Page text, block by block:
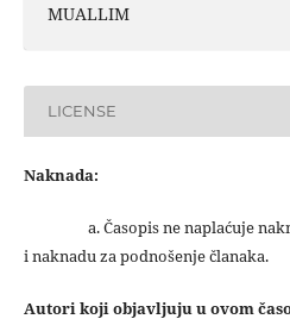
MUALLIM
LICENSE
Naknada:
a. Časopis ne naplaćuje
i naknadu za podnošenje članaka.
Autori koji objavljuju u ovom